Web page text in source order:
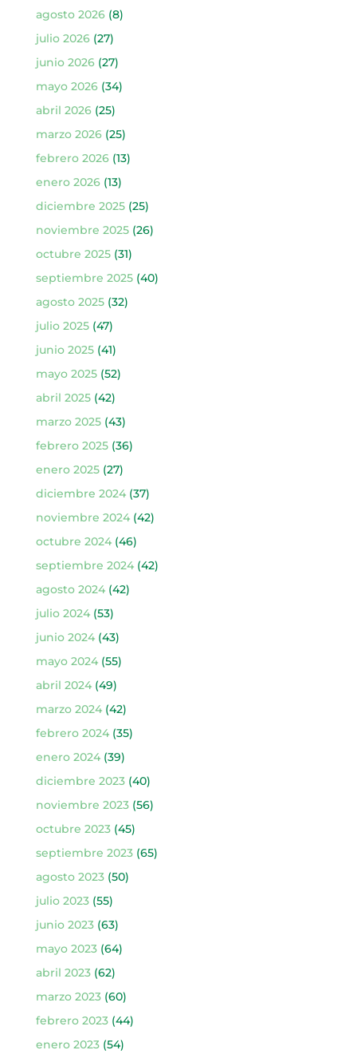
agosto 2026(8)
julio 2026(27)
junio 2026(27)
mayo 2026(34)
abril 2026(25)
marzo 2026(25)
febrero 2026(13)
enero 2026(13)
diciembre 2025(25)
noviembre 2025(26)
octubre 2025(31)
septiembre 2025(40)
agosto 2025(32)
julio 2025(47)
junio 2025(41)
mayo 2025(52)
abril 2025(42)
marzo 2025(43)
febrero 2025(36)
enero 2025(27)
diciembre 2024(37)
noviembre 2024(42)
octubre 2024(46)
septiembre 2024(42)
agosto 2024(42)
julio 2024(53)
junio 2024(43)
mayo 2024(55)
abril 2024(49)
marzo 2024(42)
febrero 2024(35)
enero 2024(39)
diciembre 2023(40)
noviembre 2023(56)
octubre 2023(45)
septiembre 2023(65)
agosto 2023(50)
julio 2023(55)
junio 2023(63)
mayo 2023(64)
abril 2023(62)
marzo 2023(60)
febrero 2023(44)
enero 2023(54)